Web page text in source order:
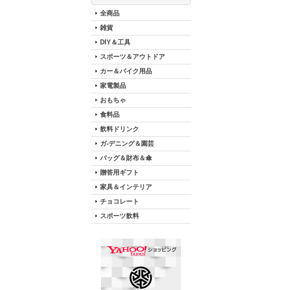
全商品
雑貨
DIY＆工具
スポーツ＆アウトドア
カー＆バイク用品
家電製品
おもちゃ
食料品
飲料ドリンク
ガ-デニング＆園芸
バッグ＆財布＆傘
贈答用ギフト
家具＆インテリア
チョコレート
スポーツ飲料